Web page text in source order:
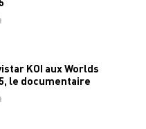
KOI aux Worlds
le documentaire